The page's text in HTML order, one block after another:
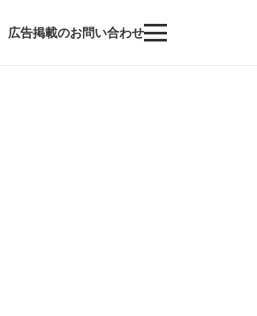
広告掲載のお問い合わせ